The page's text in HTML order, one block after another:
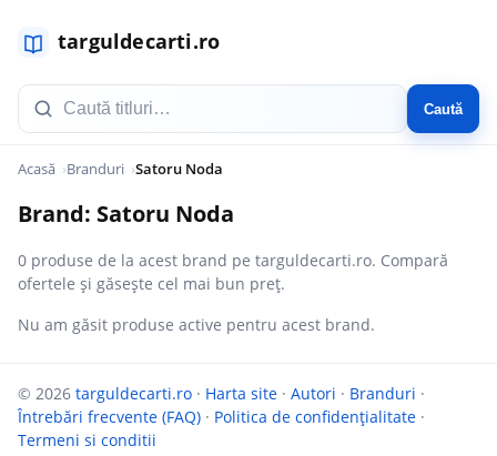
Caută
Acasă Branduri Satoru Noda
Brand: Satoru Noda
0 produse de la acest brand pe targuldecarti.ro. Compară
ofertele și găsește cel mai bun preț.
Nu am găsit produse active pentru acest brand.
© 2026 targuldecarti.ro · Harta site · Autori · Branduri ·
Întrebări frecvente (FAQ) · Politica de confidențialitate ·
Termeni si conditii